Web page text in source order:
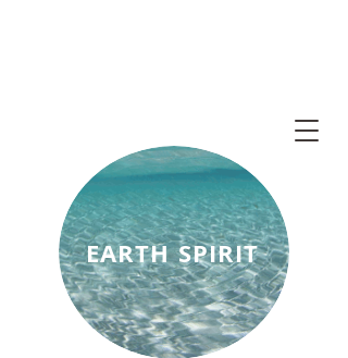
EARTH SPIRIT